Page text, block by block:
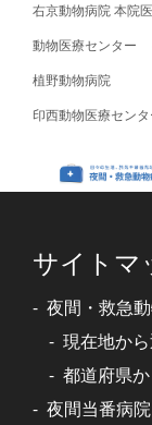
右京動物病院 本院
動物医療センター
植野動物病院
印西動物医療センタ
サイトマ
夜間・救急
現在地か
都道府県
夜間当番病院